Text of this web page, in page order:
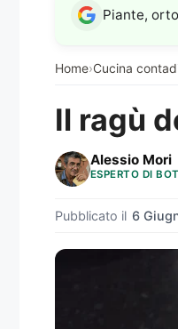
Home›Cucina
Piante,
Il ragù
Alessio Mori
ESPERTO DI
Pubblicato il 6